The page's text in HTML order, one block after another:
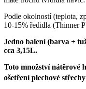
Podle okolností (teplota,
10-15% ředidla (Thinner
Jedno balení (barva +
cca 3,15L.
Toto množství nátěrové
ošetření plechové